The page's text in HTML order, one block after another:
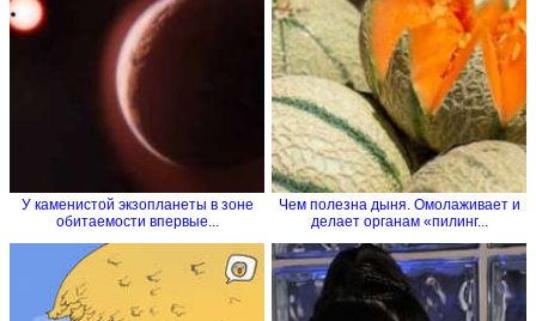
У каменистой экзопланеты в зоне
обитаемости впервые...
Чем полезна дыня. Омолаживает и
делает органам «пилинг...